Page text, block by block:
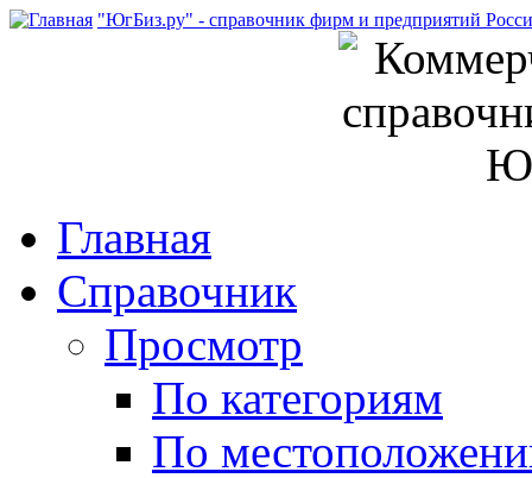
"ЮгБиз.ру" - справочник фирм и предприятий
Главная
Справочник
Просмотр
По категориям
По